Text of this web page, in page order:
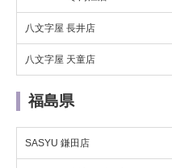
八文字屋 長井店
八文字屋 天童店
福島県
SASYU 鎌田店